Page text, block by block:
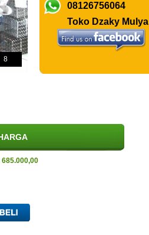
8
08126756064
Toko Dzaky Mulya
685.000,00